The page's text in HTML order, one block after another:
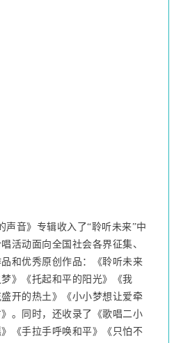
活动面向全国社会各界征集、
和优秀原创作品：《聆听未来
梦》《托起和平的阳光》《我
开的热土》《小小梦想让爱牵
。同时，还收录了《歌唱二小
《手拉手呼唤和平》《只怕不